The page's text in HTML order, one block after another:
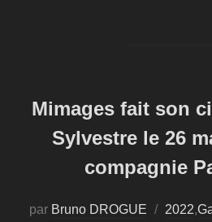
Mimages fait son
Sylvestre le 26
compagnie
par Bruno DROGUE 2022,